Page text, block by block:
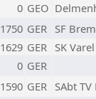
0 GEO
1750 GER SF
1629 GER SK Varel
0 GER
1590 GER SAbt